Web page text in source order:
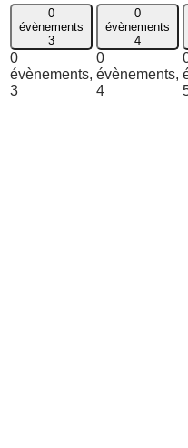
0
évènements
3
0
évènements,
3
0
évènements
4
0
évènements,
4